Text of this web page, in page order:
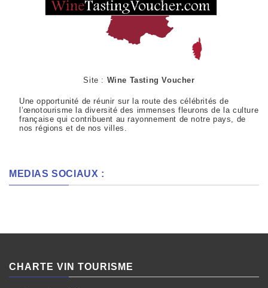
Site : Wine Tasting Voucher
Une opportunité de réunir sur la route des célébrités de
l’œnotourisme la diversité des immenses fleurons de la culture
française qui contribuent au rayonnement de notre pays, de
nos régions et de nos villes.
MEDIAS SOCIAUX :
CHARTE VIN TOURISME